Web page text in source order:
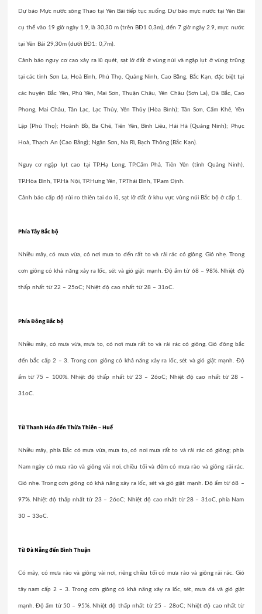
Dự báo Mực nước sông Thao tại Yên Bái tiếp tục xuống. Dự báo mực nước tại Yên Bái
cụ thể vào 19 giờ ngày 1.9, là 30,30 m (trên BĐ1 0,3m), đến 7 giờ ngày 2.9, mực nước
tại Yên Bái 29,30m (dưới BĐ1: 0,7m).
Cảnh báo nguy cơ cao xảy ra lũ quét, sạt lở đất ở vùng núi và ngập lụt ở vùng trũng
tại các tỉnh Sơn La, Hoà Bình, Phú Thọ, Quảng Ninh, Cao Bằng, Bắc Kạn, đặc biệt tại
các huyện Bắc Yên, Phù Yên, Mai Sơn, Thuận Châu, Yên Châu (Sơn La), Đà Bắc, Cao
Phong, Mai Châu, Tân Lạc, Lạc Thủy, Yên Thủy (Hòa Bình); Tân Sơn, Cẩm Khê, Yên
Lập (Phú Thọ); Hoành Bồ, Ba Chẽ, Tiên Yên, Bình Liêu, Hải Hà (Quảng Ninh); Phục
Hoà, Thạch An (Cao Bằng); Ngân Sơn, Na Rì, Bạch Thông (Bắc Kạn).
Nguy cơ ngập lụt cao tại TP.Hạ Long, TP.Cẩm Phả, Tiên Yên (tỉnh Quảng Ninh),
TP.Hòa Bình, TP.Hà Nội, TP.Hưng Yên, TP.Thái Bình, TP.am Định.
Cảnh báo cấp độ rủi ro thiên tai do lũ, sạt lở đất ở khu vực vùng núi Bắc bộ ở cấp 1.
Phía Tây Bắc bộ
Nhiều mây, có mưa vừa, có nơi mưa to đến rất to và rải rác có giông. Gió nhẹ. Trong
cơn giông có khả năng xảy ra lốc, sét và gió giật mạnh. Độ ẩm từ 68 – 98%. Nhiệt độ
thấp nhất từ 22 – 25oC; Nhiệt độ cao nhất từ 28 – 31oC.
Phía Đông Bắc bộ
Nhiều mây, có mưa vừa, mưa to, có nơi mưa rất to và rải rác có giông. Gió đông bắc
đến bắc cấp 2 – 3. Trong cơn giông có khả năng xảy ra lốc, sét và gió giật mạnh. Độ
ẩm từ 75 – 100%. Nhiệt độ thấp nhất từ 23 – 26oC; Nhiệt độ cao nhất từ 28 –
31oC.
Từ Thanh Hóa đến Thừa Thiên – Huế
Nhiều mây, phía Bắc có mưa vừa, mưa to, có nơi mưa rất to và rải rác có giông; phía
Nam ngày có mưa rào và giông vài nơi, chiều tối và đêm có mưa rào và giông rải rác.
Gió nhẹ. Trong cơn giông có khả năng xảy ra lốc, sét và gió giật mạnh. Độ ẩm từ 68 –
97%. Nhiệt độ thấp nhất từ 23 – 26oC; Nhiệt độ cao nhất từ 28 – 31oC, phía Nam
30 – 33oC.
Từ Đà Nẵng đến Bình Thuận
Có mây, có mưa rào và giông vài nơi, riêng chiều tối có mưa rào và giông rải rác. Gió
tây nam cấp 2 – 3. Trong cơn giông có khả năng xảy ra lốc, sét, mưa đá và gió giật
mạnh. Độ ẩm từ 50 – 95%. Nhiệt độ thấp nhất từ 25 – 28oC; Nhiệt độ cao nhất từ